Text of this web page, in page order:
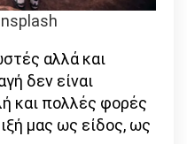
αλλά και
δεν είναι
και πολλές φορές
μας ως είδος, ως